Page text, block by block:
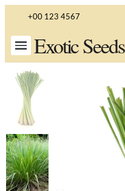
+00 123 4567
Exotic Seeds